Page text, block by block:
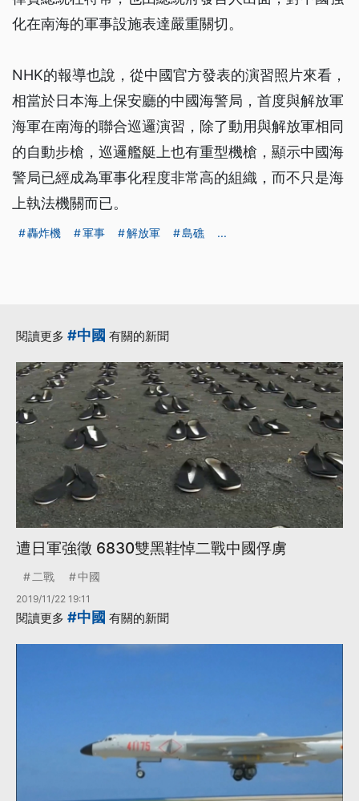
化在南海的軍事設施表達嚴重關切。
NHK的報導也說，從中國官方發表的演習照片來看，
相當於日本海上保安廳的中國海警局，首度與解放軍
海軍在南海的聯合巡邏演習，除了動用與解放軍相同
的自動步槍，巡邏艦艇上也有重型機槍，顯示中國海
警局已經成為軍事化程度非常高的組織，而不只是海
上執法機關而已。
轟炸機 軍事 解放軍 島礁 ...
閱讀更多 #中國 有關的新聞
遭日軍強徵 6830雙黑鞋悼二戰中國俘虜
二戰 中國
2019/11/22 19:11
閱讀更多 #中國 有關的新聞